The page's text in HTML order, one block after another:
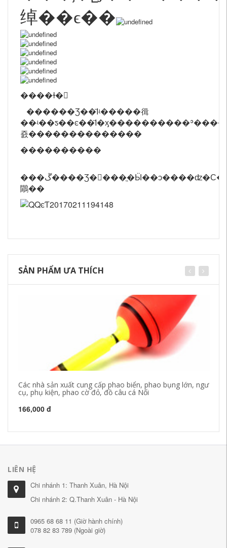
绰��ϵ��
����ɫ�
������Ʒ��Ϊʵ�����㣬
죬��������������
����������
���ڱ����Ʒ�󲿷���ֱ�Ӹ��ͻ����ʣ�С������ƷĿǰ����������ͨ��ݣ�һ������£���������24С�ڷ��������������������������ǰ��֪��������ɲ���Ҫ���
鷳��
SẢN PHẨM ƯA THÍCH
Các nhà sản xuất cung cấp phao biển, phao bụng lớn, ngư
cụ, phụ kiện, phao cờ đỏ, đồ câu cá Nổi
166,000 đ
LIÊN HỆ
Chi nhánh 1: Thanh Xuân, Hà Nội
Chi nhánh 2: Q.Thanh Xuân - Hà Nội
0965 68 68 11 (Giờ hành chính)
078 82 83 789 (Ngoài giờ)